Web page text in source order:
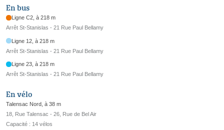
En bus
Ligne C2, à 218 m
Arrêt St-Stanislas - 21 Rue Paul Bellamy
Ligne 12, à 218 m
Arrêt St-Stanislas - 21 Rue Paul Bellamy
Ligne 23, à 218 m
Arrêt St-Stanislas - 21 Rue Paul Bellamy
En vélo
Talensac Nord, à 38 m
18, Rue Talensac - 26, Rue de Bel Air
Capacité : 14 vélos